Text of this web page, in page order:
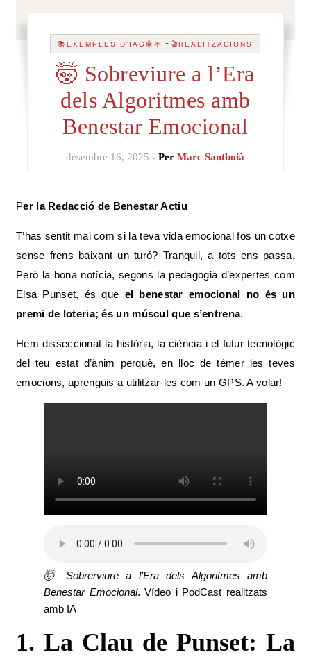
📚EXEMPLES D'IAG🤖🌱 -🎬REALITZACIONS
🤯 Sobreviure a l’Era
dels Algoritmes amb
Benestar Emocional
desembre 16, 2025 - PerMarc Santboià
Per la Redacció de Benestar Actiu
T’has sentit mai com si la teva vida emocional fos un cotxe
sense frens baixant un turó? Tranquil, a tots ens passa.
Però la bona notícia, segons la pedagogia d’expertes com
Elsa Punset, és que el benestar emocional no és un
premi de loteria; és un múscul que s’entrena.
Hem disseccionat la història, la ciència i el futur tecnològic
del teu estat d’ànim perquè, en lloc de témer les teves
emocions, aprenguis a utilitzar-les com un GPS. A volar!
🤯 Sobrerviure a l’Era dels Algoritmes amb
Benestar Emocional. Vídeo i PodCast realitzats
amb IA
1. La Clau de Punset: La